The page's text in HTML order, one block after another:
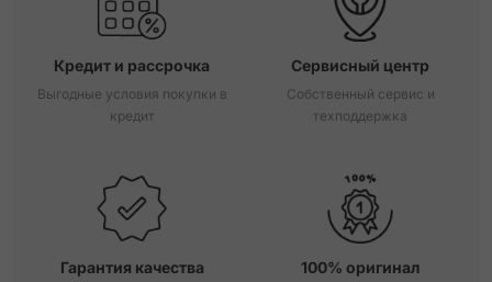
Кредит и рассрочка
Выгодные условия покупки в
кредит
Сервисный центр
Собственный сервис и
техподдержка
Гарантия качества 100% оригинал